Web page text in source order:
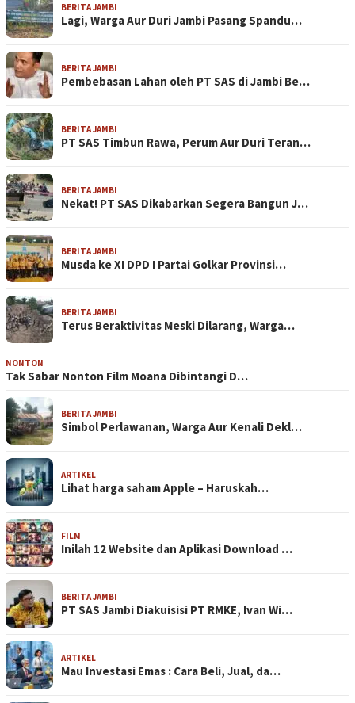
BERITA JAMBI
Lagi, Warga Aur Duri Jambi Pasang Spandu…
BERITA JAMBI
Pembebasan Lahan oleh PT SAS di Jambi Be…
BERITA JAMBI
PT SAS Timbun Rawa, Perum Aur Duri Teran…
BERITA JAMBI
Nekat! PT SAS Dikabarkan Segera Bangun J…
BERITA JAMBI
Musda ke XI DPD I Partai Golkar Provinsi…
BERITA JAMBI
Terus Beraktivitas Meski Dilarang, Warga…
NONTON
Tak Sabar Nonton Film Moana Dibintangi D…
BERITA JAMBI
Simbol Perlawanan, Warga Aur Kenali Dekl…
ARTIKEL
Lihat harga saham Apple – Haruskah…
FILM
Inilah 12 Website dan Aplikasi Download …
BERITA JAMBI
PT SAS Jambi Diakuisisi PT RMKE, Ivan Wi…
ARTIKEL
Mau Investasi Emas : Cara Beli, Jual, da…